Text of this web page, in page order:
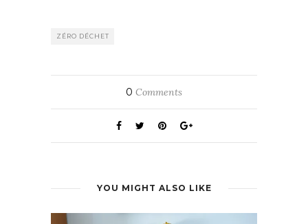
ZÉRO DÉCHET
0 Comments
YOU MIGHT ALSO LIKE